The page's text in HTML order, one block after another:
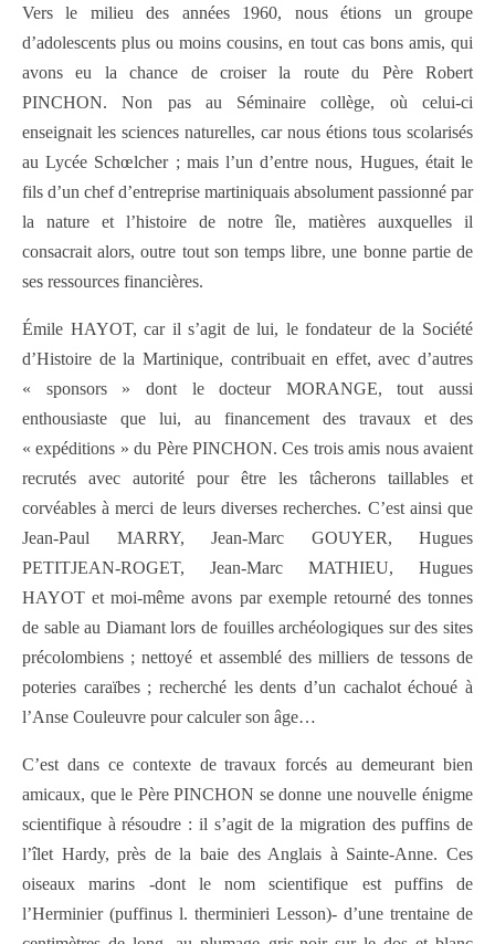
Vers le milieu des années 1960, nous étions un groupe
d’adolescents plus ou moins cousins, en tout cas bons amis, qui
avons eu la chance de croiser la route du Père Robert
PINCHON. Non pas au Séminaire collège, où celui-ci
enseignait les sciences naturelles, car nous étions tous scolarisés
au Lycée Schœlcher ; mais l’un d’entre nous, Hugues, était le
fils d’un chef d’entreprise martiniquais absolument passionné par
la nature et l’histoire de notre île, matières auxquelles il
consacrait alors, outre tout son temps libre, une bonne partie de
ses ressources financières.
Émile HAYOT, car il s’agit de lui, le fondateur de la Société
d’Histoire de la Martinique, contribuait en effet, avec d’autres
« sponsors » dont le docteur MORANGE, tout aussi
enthousiaste que lui, au financement des travaux et des
« expéditions » du Père PINCHON. Ces trois amis nous avaient
recrutés avec autorité pour être les tâcherons taillables et
corvéables à merci de leurs diverses recherches. C’est ainsi que
Jean-Paul MARRY, Jean-Marc GOUYER, Hugues
PETITJEAN-ROGET, Jean-Marc MATHIEU, Hugues
HAYOT et moi-même avons par exemple retourné des tonnes
de sable au Diamant lors de fouilles archéologiques sur des sites
précolombiens ; nettoyé et assemblé des milliers de tessons de
poteries caraïbes ; recherché les dents d’un cachalot échoué à
l’Anse Couleuvre pour calculer son âge…
C’est dans ce contexte de travaux forcés au demeurant bien
amicaux, que le Père PINCHON se donne une nouvelle énigme
scientifique à résoudre : il s’agit de la migration des puffins de
l’îlet Hardy, près de la baie des Anglais à Sainte-Anne. Ces
oiseaux marins -dont le nom scientifique est puffins de
l’Herminier (puffinus l. therminieri Lesson)- d’une trentaine de